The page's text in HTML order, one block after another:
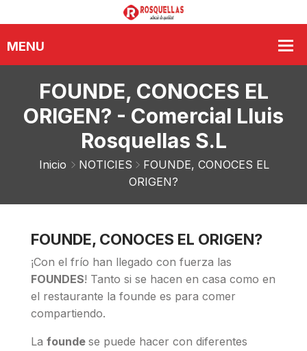
FOUNDE, CONOCES EL
ORIGEN? - Comercial Lluis
Rosquellas S.L
Inicio NOTICIES
FOUNDE, CONOCES EL
ORIGEN?
FOUNDE, CONOCES EL ORIGEN?
¡Con el frío han llegado con fuerza las
FOUNDES! Tanto si se hacen en casa como en
el restaurante la founde es para comer
compartiendo.
La founde se puede hacer con diferentes